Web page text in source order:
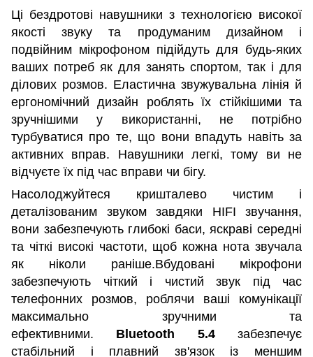
Ці бездротові навушники з технологією високої
якості звуку та продуманим дизайном і
подвійним мікрофоном підійдуть для будь-яких
ваших потреб як для занять спортом, так і для
ділових розмов. Еластична звужувальна лінія й
ергономічний дизайн роблять їх стійкішими та
зручнішими у використанні, не потрібно
турбуватися про те, що вони впадуть навіть за
активних вправ. Навушники легкі, тому ви не
відчуєте їх під час вправи чи бігу.
Насолоджуйтеся кришталево чистим і
деталізованим звуком завдяки HIFI звучання,
вони забезпечують глибокі баси, яскраві середні
та чіткі високі частоти, щоб кожна нота звучала
як ніколи раніше.Вбудовані мікрофони
забезпечують чіткий і чистий звук під час
телефонних розмов, роблячи ваші комунікації
максимально зручними та
ефективними. Bluetooth 5.4забезпечує
стабільний і плавний зв'язок із меншим